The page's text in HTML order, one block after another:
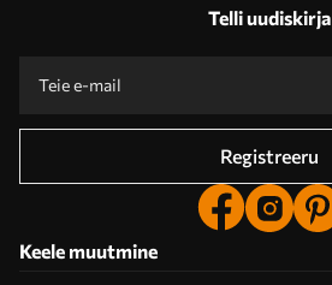
Telli uudiskirja
Registreeru
Keele muutmine